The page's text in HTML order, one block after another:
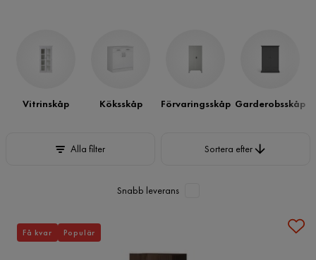
Vitrinskåp Köksskåp Förvaringsskåp Garderobsskåp
Alla filter Sortera efter
Snabb leverans
Få kvar Populär